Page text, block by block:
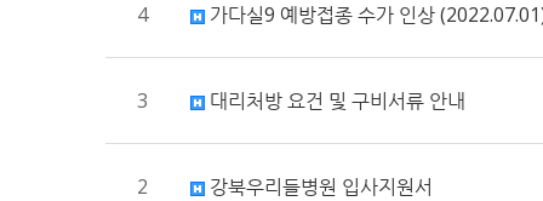
4 가다실9 예방접종 수가 인상
3 대리처방 요건 및 구비서류 안내
2 강북우리들병원 입사지원서